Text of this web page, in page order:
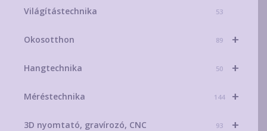
Világítástechnika 53
+
Okosotthon 89
+
Hangtechnika 50
+
Méréstechnika 144
+
3D nyomtató, gravírozó, CNC 93